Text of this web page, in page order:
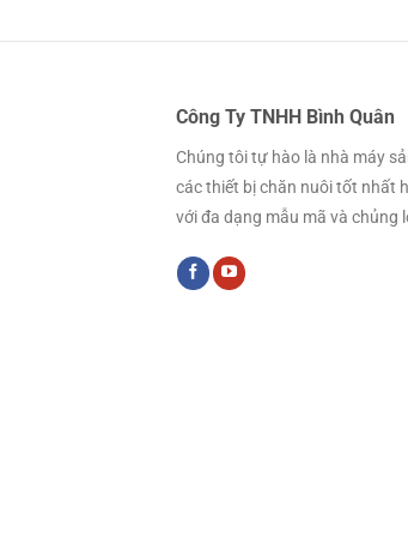
Công Ty TNHH Bình Quân
Chúng tôi tự hào là nhà máy
các thiết bị chăn nuôi tốt nhất
với đa dạng mẫu mã và chủng